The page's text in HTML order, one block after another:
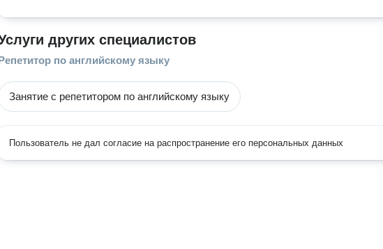
других специалистов
по английскому языку
Занятие с репетитором по английскому языку
Пользователь не дал согласие на распространение его персональных данных